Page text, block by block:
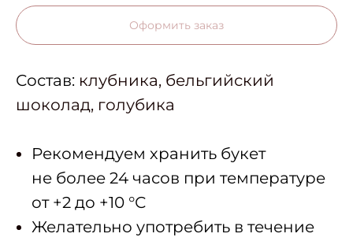
Оформить заказ
Состав: клубника, бельгийский
шоколад, голубика
Рекомендуем хранить букет
не более 24 часов при температуре
от +2 до +10 °С
Желательно употребить в течение